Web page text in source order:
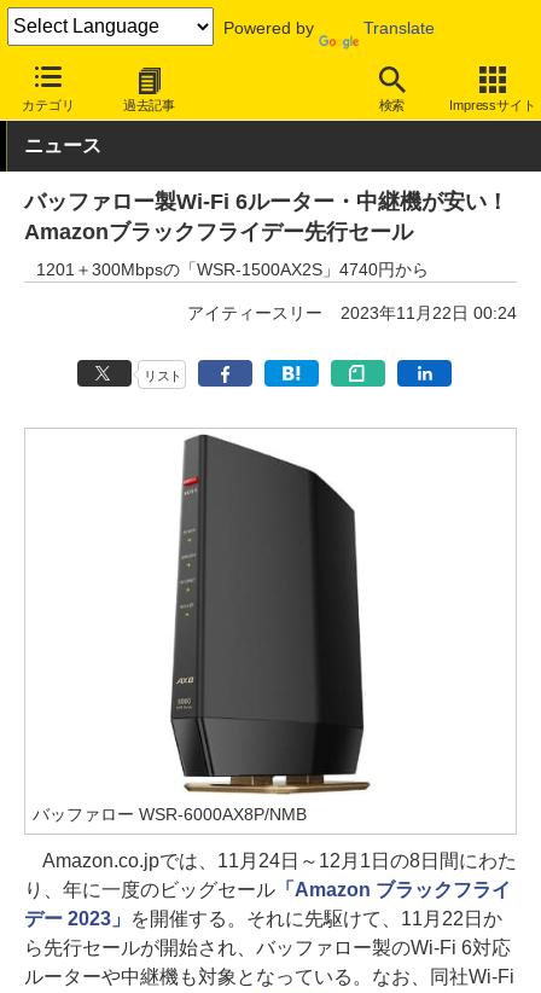
Powered by Translate
カテゴリ 過去記事 検索 Impressサイト
INTERNET Watch セール情報
ニュース
バッファロー製Wi-Fi 6ルーター・中継機が安い！
Amazonブラックフライデー先行セール
1201＋300Mbpsの「WSR-1500AX2S」4740円から
アイティースリー 2023年11月22日 00:24
リスト
バッファロー WSR-6000AX8P/NMB
Amazon.co.jpでは、11月24日～12月1日の8日間にわた
り、年に一度のビッグセール「Amazon ブラックフライ
デー 2023」
を開催する。それに先駆けて、11月22日か
ら先行セールが開始され、バッファロー製のWi-Fi 6対応
ルーターや中継機も対象となっている。なお、同社Wi-Fi